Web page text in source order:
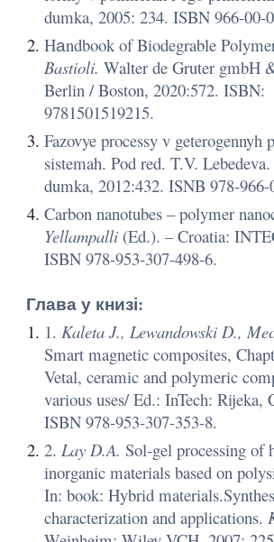
dumka, 2005: 234. ISBN 966-00-
Hаndbook of Biodegrable
Bastioli.Walter de Gruter gmbH
Berlin / Boston, 2020:572. ISBN:
9781501519215.
Fazovye processy v geterogennyh
sistemah. Pod red. T.V.
dumka, 2012:432. ISNB 978-966-
Carbon nanotubes – polymer
Yellampalli (Ed.). – Croatia:
ISBN 978-953-307-498-6.
Глава у книзі:
1.Kaleta J., Lewandowski D.,
Smart magnetic composites,
Vetal, ceramic and polymeric
various uses/ Ed.: InTech: Rijeka,
ISBN 978-953-307-353-8.
2.Lay D.A.Sol-gel processing of
inorganic materials based on
In: book: Hybrid
characterization and applications.